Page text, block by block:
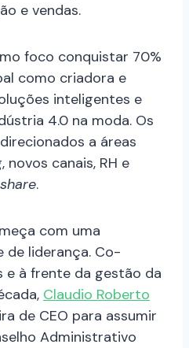
e vendas.
foco conquistar 70%
como criadora e
inteligentes e
4.0 na moda. Os
a áreas
novos canais, RH e
.
com uma
liderança. Co-
e à frente da gestão da
Claudio Roberto
de CEO para assumir
Administrativo